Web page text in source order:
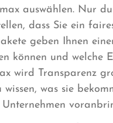
auswählen. Nur
dass Sie ein
geben Ihnen
können und welche
wird Transparenz
wissen, was sie